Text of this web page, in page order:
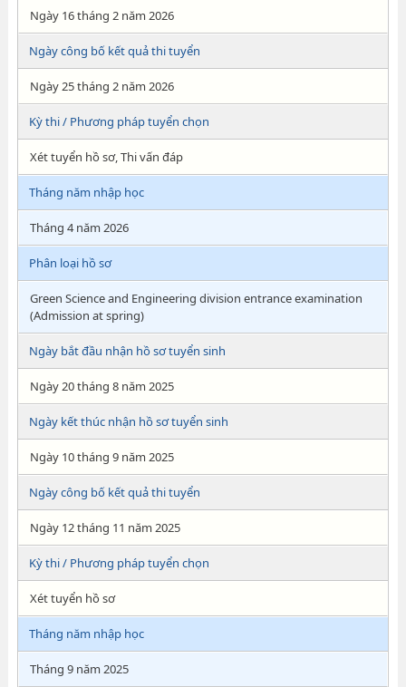
Ngày 16 tháng 2 năm 2026
Ngày công bố kết quả thi tuyển
Ngày 25 tháng 2 năm 2026
Kỳ thi / Phương pháp tuyển chọn
Xét tuyển hồ sơ, Thi vấn đáp
Tháng năm nhập học
Tháng 4 năm 2026
Phân loại hồ sơ
Green Science and Engineering division entrance examination
(Admission at spring)
Ngày bắt đầu nhận hồ sơ tuyển sinh
Ngày 20 tháng 8 năm 2025
Ngày kết thúc nhận hồ sơ tuyển sinh
Ngày 10 tháng 9 năm 2025
Ngày công bố kết quả thi tuyển
Ngày 12 tháng 11 năm 2025
Kỳ thi / Phương pháp tuyển chọn
Xét tuyển hồ sơ
Tháng năm nhập học
Tháng 9 năm 2025